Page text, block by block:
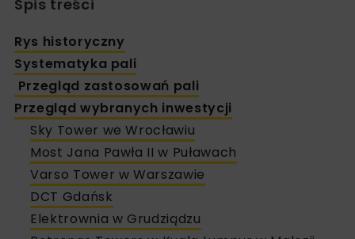
Spis treści
Rys historyczny
Systematyka pali
Przegląd zastosowań pali
Przegląd wybranych inwestycji
Sky Tower we Wrocławiu
Most Jana Pawła II w Puławach
Varso Tower w Warszawie
DCT Gdańsk
Elektrownia w Grudziądzu